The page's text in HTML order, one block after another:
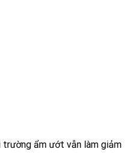
trường ẩm ướt vẫn làm giảm